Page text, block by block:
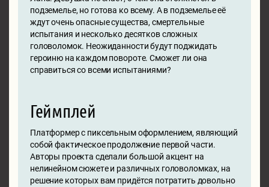
подземелье, но готова ко всему. А в подземелье её
ждут очень опасные существа, смертельные
испытания и несколько десятков сложных
головоломок. Неожиданности будут поджидать
героиню на каждом повороте. Сможет ли она
справиться со всеми испытаниями?
Геймплей
Платформер с пиксельным оформлением, являющий
собой фактическое продолжение первой части.
Авторы проекта сделали большой акцент на
нелинейном сюжете и различных головоломках, на
решение которых вам придётся потратить довольно